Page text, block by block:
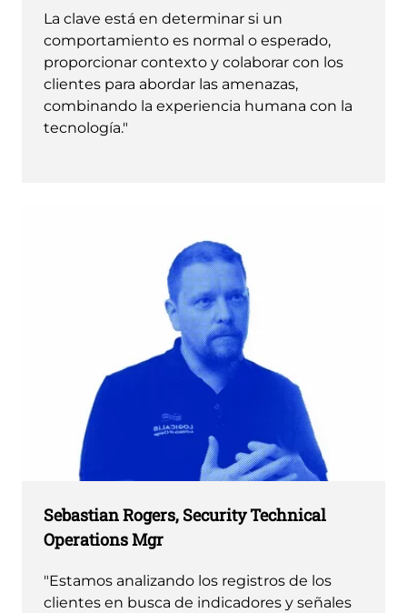
La clave está en determinar si un
comportamiento es normal o esperado,
proporcionar contexto y colaborar con los
clientes para abordar las amenazas,
combinando la experiencia humana con la
tecnología."
Sebastian Rogers, Security Technical
Operations Mgr
"Estamos analizando los registros de los
clientes en busca de indicadores y señales